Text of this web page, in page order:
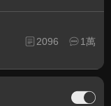
2096 1萬